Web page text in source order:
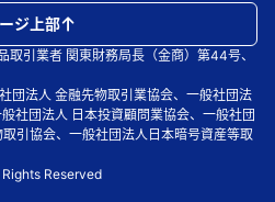
取引業者 関東財務局長（金商）第44号、
団法人 金融先物取引業協会、一般社団法
社団法人 日本投資顧問業協会、一般社団
引協会、一般社団法人日本暗号資産等取
Reserved
ジ上部